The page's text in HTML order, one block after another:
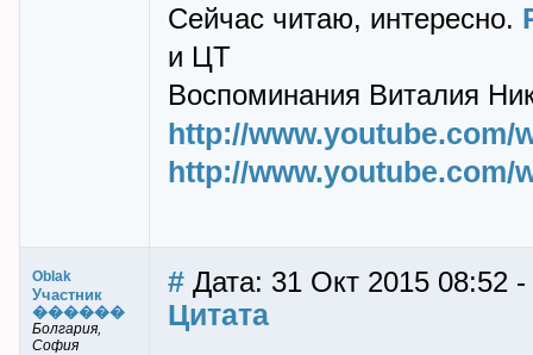
Сейчас читаю, интересно.
и ЦТ
Воспоминания Виталия
http://www.youtube.com/
http://www.youtube.com/
Oblak
Участник
������
Болгария,
София
# Дата: 31 Окт 2015 08:52
Цитата